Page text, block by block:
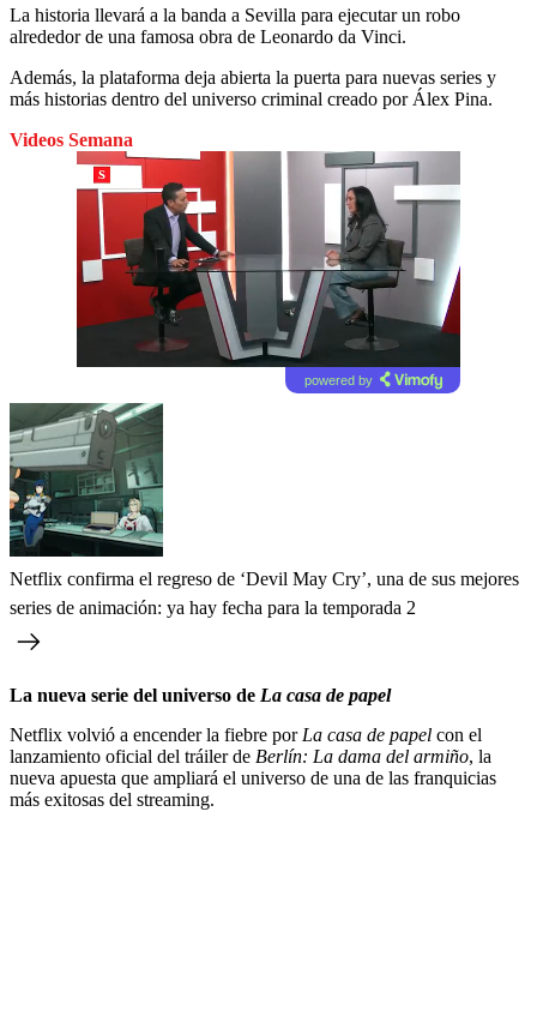
La historia llevará a la banda a Sevilla para ejecutar un robo
alrededor de una famosa obra de Leonardo da Vinci.
Además, la plataforma deja abierta la puerta para nuevas series y
más historias dentro del universo criminal creado por Álex Pina.
Videos Semana
powered by
Netflix confirma el regreso de ‘Devil May Cry’, una de sus mejores
series de animación: ya hay fecha para la temporada 2
La nueva serie del universo de La casa de papel
Netflix volvió a encender la fiebre por La casa de papel con el
lanzamiento oficial del tráiler de Berlín: La dama del armiño, la
nueva apuesta que ampliará el universo de una de las franquicias
más exitosas del streaming.